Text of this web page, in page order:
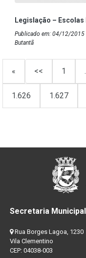
Legislação – Escolas
Publicado em: 04/12/2015
Butantã
« << 1
1.626 1.627
Secretaria
Rua Borges Lagoa, 1230
Vila Clementino
CEP: 04038-003